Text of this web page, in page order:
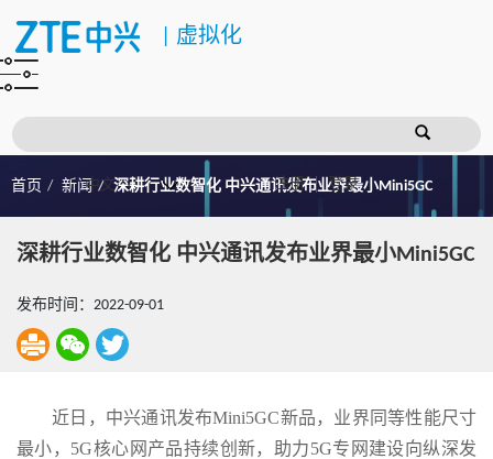
虚拟化
注册 登录
首页 新闻 深耕行业数智化 中兴通讯发布业界最小Mini5GC
深耕行业数智化 中兴通讯发布业界最小Mini5GC
发布时间：2022-09-01
近日，中兴通讯发布Mini5GC新品，业界同等性能尺寸
最小，5G核心网产品持续创新，助力5G专网建设向纵深发